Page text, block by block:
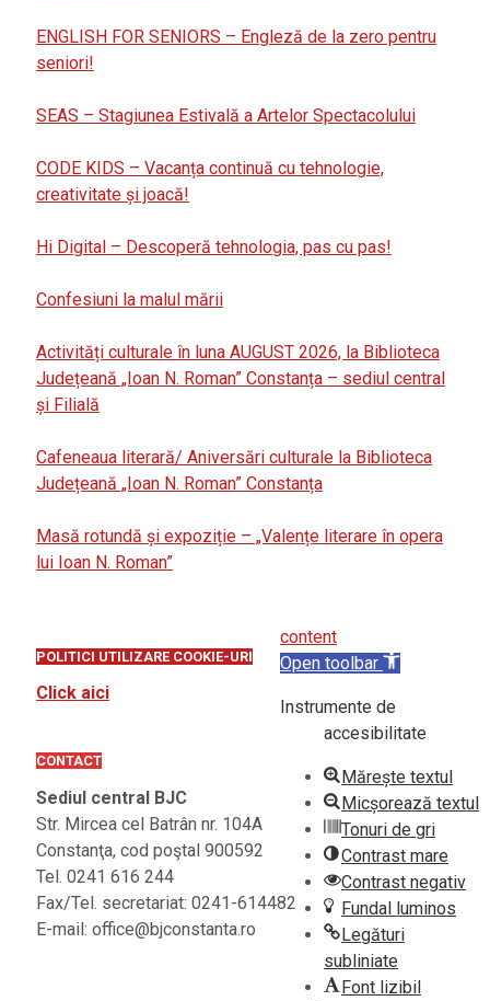
ENGLISH FOR SENIORS – Engleză de la zero pentru
seniori!
SEAS – Stagiunea Estivală a Artelor Spectacolului
CODE KIDS – Vacanța continuă cu tehnologie,
creativitate și joacă!
Hi Digital – Descoperă tehnologia, pas cu pas!
Confesiuni la malul mării
Activități culturale în luna AUGUST 2026, la Biblioteca
Județeană „Ioan N. Roman” Constanța – sediul central
și Filială
Cafeneaua literară/ Aniversări culturale la Biblioteca
Județeană „Ioan N. Roman” Constanța
Masă rotundă și expoziție – „Valențe literare în opera
lui Ioan N. Roman”
POLITICI UTILIZARE COOKIE-URI
Click aici
CONTACT
Sediul central BJC
Str. Mircea cel Batrân nr. 104A
Constanţa, cod poştal 900592
Tel. 0241 616 244
Fax/Tel. secretariat: 0241-614482
E-mail: office@bjconstanta.ro
content
Open toolbar
Instrumente de
accesibilitate
Mărește textul
Micșorează textul
Tonuri de gri
Contrast mare
Contrast negativ
Fundal luminos
Legături
subliniate
Font lizibil